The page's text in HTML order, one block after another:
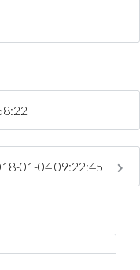
01-04 09:22:45